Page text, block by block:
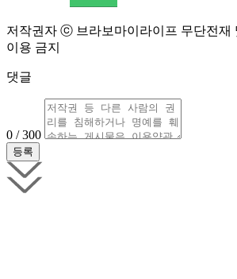
저작권자 ⓒ 브라보마이라이프 무단전재
이용 금지
댓글
0 / 300